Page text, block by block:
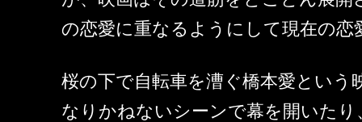
の恋愛に重なるようにして現在の
桜の下で自転車を漕ぐ橋本愛という
なりかねないシーンで幕を開いた